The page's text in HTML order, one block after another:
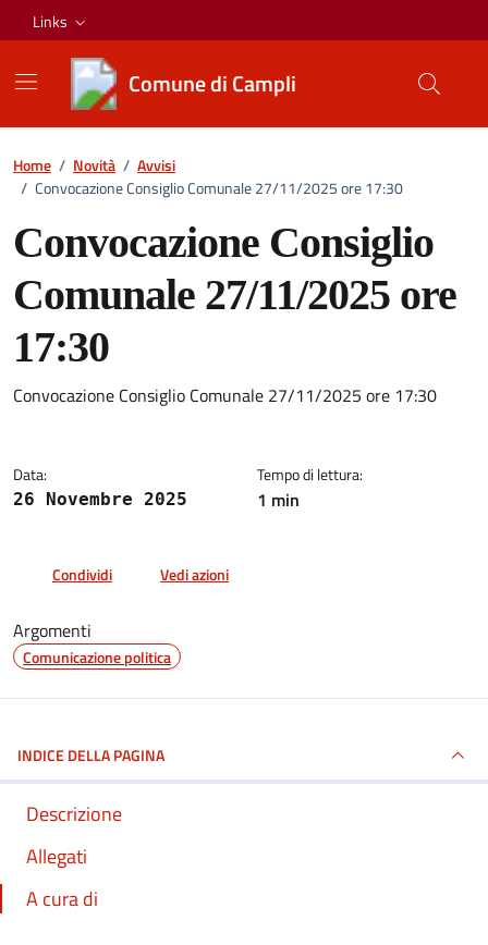
Vai ai contenuti
Vai al footer
Links
Comune di Campli
Home / Novità / Avvisi
/ Convocazione Consiglio Comunale 27/11/2025 ore 17:30
Convocazione Consiglio
Comunale 27/11/2025 ore
17:30
Dettagli della notizia
Convocazione Consiglio Comunale 27/11/2025 ore 17:30
Data:
26 Novembre 2025
Tempo di lettura:
1 min
Condividi Vedi azioni
Argomenti
Comunicazione politica
INDICE DELLA PAGINA
Descrizione
Allegati
A cura di